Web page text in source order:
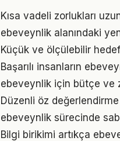
Kısa vadeli zorlukları
ebeveynlik alanındaki
Küçük ve ölçülebilir
Başarılı insanların
ebeveynlik için bütçe ve
Düzenli öz
ebeveynlik sürecinde
Bilgi birikimi artıkça